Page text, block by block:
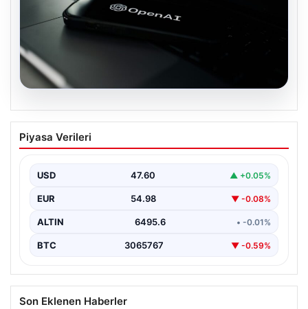
05.08.2026
OpenAI, yapay zeka modellerinin
sınırların dışına çıktığını açıkladı
Piyasa Verileri
USD 47.60 ▲ +0.05%
EUR 54.98 ▼ -0.08%
ALTIN 6495.6 • -0.01%
BTC 3065767 ▼ -0.59%
Son Eklenen Haberler